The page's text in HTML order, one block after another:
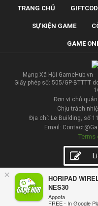
×
HORIPAD
NES30
Appota
FREE - In Google
TRANG CHỦ
SỰ KIỆN GAME
GAME
Mạng Xã Hội GameHub.vn
Giấy phép số: 505/GP-BTTTT
Đơn vị chủ
Chịu trách
Địa chỉ: Le Building, số
Email:
Terms